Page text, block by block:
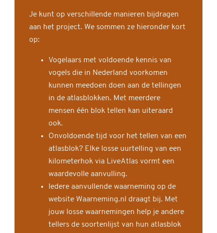
Je kunt op verschillende manieren bijdragen
aan het project. We sommen ze hieronder kort
op:
Vogelaars met voldoende kennis van
vogels die in Nederland voorkomen
kunnen meedoen doen aan de tellingen
in de atlasblokken. Met meerdere
mensen één blok tellen kan uiteraard
ook.
Onvoldoende tijd voor het tellen van een
atlasblok? Elke losse uurtelling van een
kilometerhok via LiveAtlas vormt een
waardevolle aanvulling.
Iedere aanvullende waarneming op de
website Waarneming.nl draagt bij. Met
jouw losse waarnemingen help je andere
tellers de soortenlijst van hun atlasblok